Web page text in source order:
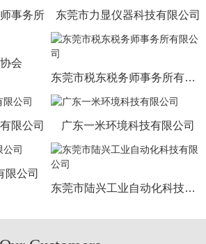
事务所 东莞市力显仪器科技有限公司
会
东莞市税东税务师事务所有限公司
限公司 广东一米环境科技有限公司
限公司
东莞市陆兴工业自动化科技有限公司